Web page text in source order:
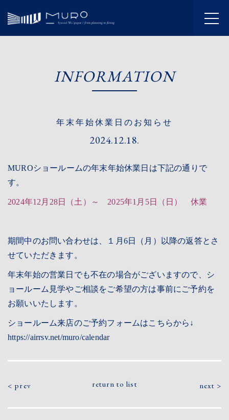
INFORMATION
年末年始休業日のお知らせ
2024.12.18.
MUROショールームの年末年始休業日は下記の通りで
す。
2024年12月28日（土）～ 2025年1月5日（日） 休業
期間中のお問い合わせは、１月6日（月）以降の返答とさ
せていただきます。
年末年始の営業日でも不在の場合がございますので、シ
ョールーム見学やご相談をご希望の方は事前にご予約を
お願いいたします。
ショールーム来店のご予約フォームはこちらから↓
https://airrsv.net/muro/calendar
prev return to list next
INFORMATION
ABOUT
FLOW
RESERVATION
PRIVACY